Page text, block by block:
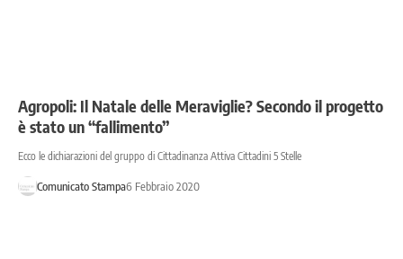
Agropoli: Il Natale delle Meraviglie? Secondo il progetto
è stato un “fallimento”
Ecco le dichiarazioni del gruppo di Cittadinanza Attiva Cittadini 5 Stelle
Comunicato Stampa6 Febbraio 2020